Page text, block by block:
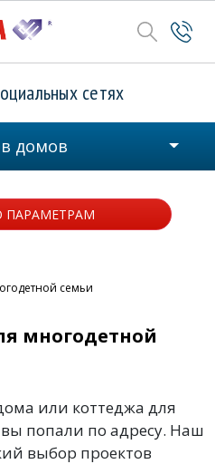
сетях
домов
ПАРАМЕТРАМ
семьи
многодетной
или коттеджа для
попали по адресу. Наш
выбор проектов